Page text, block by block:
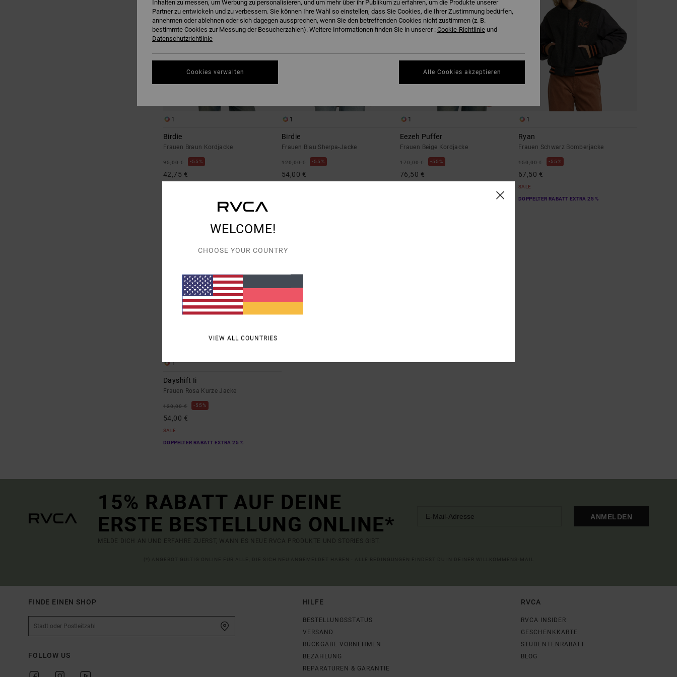
1
Birdie
Frauen Braun Kordjacke
95,00 € 55%
42,75 €
1
Birdie
Frauen Blau Sherpa-Jacke
120,00 € 55%
54,00 €
1
Eezeh Puffer
Frauen Beige Kordjacke
170,00 € 55%
76,50 €
1
Ryan
Frauen Schwarz Bomberjacke
150,00 € 55%
67,50 €
SALE
DOPPELTER RABATT EXTRA 25 %
1
Dayshift Ii
Frauen Rosa Kurze Jacke
120,00 € 55%
54,00 €
SALE
DOPPELTER RABATT EXTRA 25 %
15% RABATT AUF DEINE
ERSTE BESTELLUNG ONLINE*
MELDE DICH AN UND ERFAHRE ZUERST, WANN ES NEUE RVCA PRODUKTE UND STORIES GIBT.
ANMELDEN
FINDE EINEN SHOP
FOLLOW US
HILFE
BESTELLUNGSSTATUS
VERSAND
RÜCKGABE VORNEHMEN
BEZAHLUNG
REPARATUREN & GARANTIE
RVCA
RVCA INSIDER
GESCHENKKARTE
STUDENTENRABATT
BLOG
WELCOME!
CHOOSE YOUR COUNTRY
VIEW ALL COUNTRIES
Inhalten zu messen, um Werbung zu personalisieren, und um mehr über ihr Publikum zu erfahren, um die Produkte unserer
Partner zu entwickeln und zu verbessern. Sie können Ihre Wahl so einstellen, dass Sie Cookies, die Ihrer Zustimmung bedürfen,
annehmen oder ablehnen oder sich dagegen aussprechen, wenn Sie den betreffenden Cookies nicht zustimmen (z. B.
bestimmte Cookies zur Messung der Besucherzahlen). Weitere Informationen finden Sie in unserer : Cookie-Richtlinie und
Datenschutzrichtlinie
Cookies verwalten Alle Cookies akzeptieren